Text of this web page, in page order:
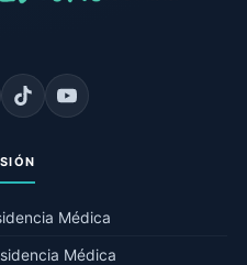
Médica
Médica